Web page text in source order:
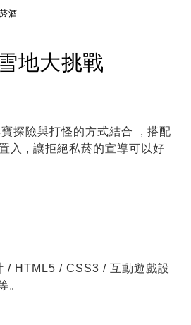
酒
地大挑戰
探險與打怪的方式結合 , 搭配
入 , 讓拒絕私菸的宣導可以好
/ HTML5 / CSS3 / 互動遊戲設
。